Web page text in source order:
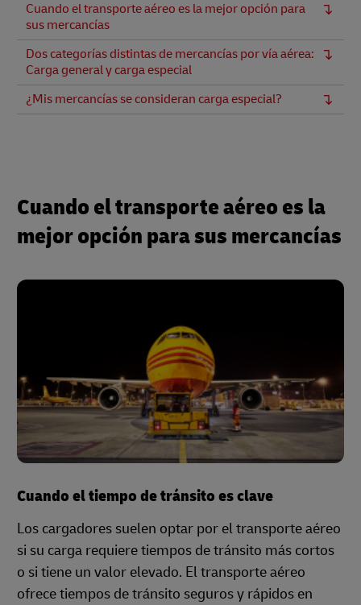
Cuando el transporte aéreo es la mejor opción para
sus mercancías
Dos categorías distintas de mercancías por vía aérea:
Carga general y carga especial
¿Mis mercancías se consideran carga especial?
Cuando el transporte aéreo es la
mejor opción para sus mercancías
Cuando el tiempo de tránsito es clave
Los cargadores suelen optar por el transporte aéreo
si su carga requiere tiempos de tránsito más cortos
o si tiene un valor elevado. El transporte aéreo
ofrece tiempos de tránsito seguros y rápidos en